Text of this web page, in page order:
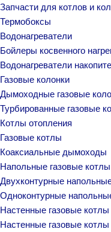
Запчасти для котлов и
Термобоксы
Водонагреватели
Бойлеры косвенного
Водонагреватели
Газовые колонки
Дымоходные газовые
Турбированные газовые
Котлы отопления
Газовые котлы
Коаксиальные дымоходы
Напольные газовые котлы
Двухконтурные
Одноконтурные
Настенные газовые котлы
Настенные газовые